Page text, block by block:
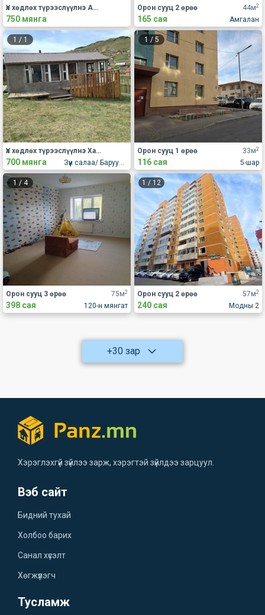
Үл хөдлөх түрээслүүлнэ АОС, хаус, зуслан
750 мянга
44м2
Амгалан
Орон сууц 2 өрөө
165 сая
1 / 1
Зүүн салаа/ Баруун салаа
Үл хөдлөх түрээслүүлнэ Хашаа байшин, гэр
700 мянга
1 / 5
33м2
5-шар
Орон сууц 1 өрөө
116 сая
1/ 4
75м2
120-н мянгат
Орон сууц 3 өрөө
398 сая
1 / 12
57м2
Модны 2
Орон сууц 2 өрөө
240 сая
+30 зар
Хэрэглэхгүй зүйлээ зарж, хэрэгтэй зүйлдээ зарцуул.
Вэб сайт
Бидний тухай
Холбоо барих
Санал хүсэлт
Хөгжүүлэгч
Тусламж